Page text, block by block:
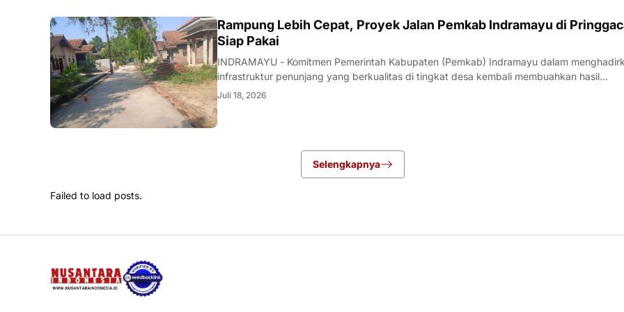
LOKAL
Rampung Lebih Cepat, Proyek Jalan Pemkab Indramayu di
Siap Pakai
INDRAMAYU - Komitmen Pemerintah Kabupaten (Pemkab) Indramayu dalam
infrastruktur penunjang yang berkualitas di tingkat desa kembali membuahkan hasil
nyata. Melalui sinergi yang apik antara pemangku kebijakan dan penyedia jasa, proyek
Juli 18, 2026
Selengkapnya
Failed to load posts.